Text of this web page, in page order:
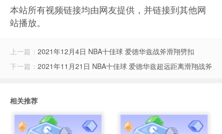
本站所有视频链接均由网友提供，并链接到其他网
站播放。
上一篇： 2021年12月4日 NBA十佳球 爱德华兹战斧滑翔劈扣
下一篇： 2021年11月21日 NBA十佳球 爱德华兹超远距离滑翔战斧
相关推荐